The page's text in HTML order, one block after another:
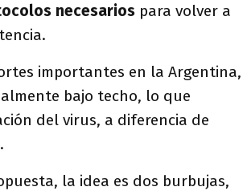
necesarios para volver a
importantes en la Argentina,
bajo techo, lo que
del virus, a diferencia de
la idea es dos burbujas,